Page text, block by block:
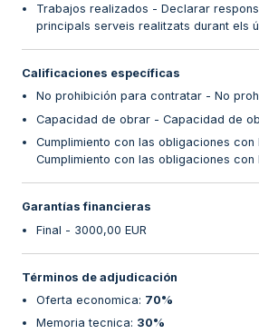
Trabajos realizados - Declarar
principals serveis realitzats durant els
Calificaciones específicas
No prohibición para contratar - No
Capacidad de obrar - Capacidad de
Cumplimiento con las obligaciones
Cumplimiento con las obligaciones con
Garantías financieras
Final - 3000,00 EUR
Términos de adjudicación
Oferta economica: 70%
Memoria tecnica: 30%